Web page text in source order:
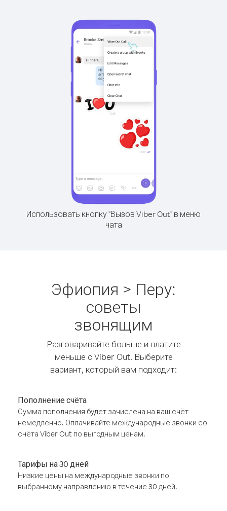
Использовать кнопку "Вызов Viber Out" в меню
чата
Эфиопия > Перу:
советы
звонящим
Разговаривайте больше и платите
меньше с Viber Out. Выберите
вариант, который вам подходит:
Пополнение счёта
Сумма пополнения будет зачислена на ваш счёт
немедленно. Оплачивайте международные звонки со
счёта Viber Out по выгодным ценам.
Тарифы на 30 дней
Низкие цены на международные звонки по
выбранному направлению в течение 30 дней.